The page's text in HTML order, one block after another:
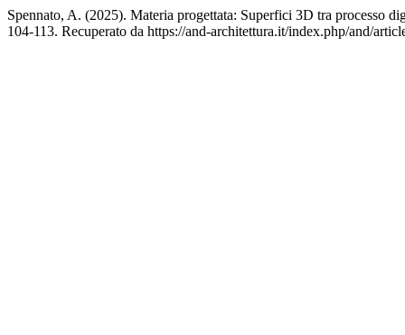
Spennato, A. (2025). Materia progettata: Superfici 3D tra processo
104-113. Recuperato da https://and-architettura.it/index.php/and/